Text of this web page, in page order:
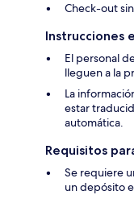
Check-out
Instrucciones
El personal
lleguen a la
La
estar
automática.
Requisitos
Se requiere
un depósito